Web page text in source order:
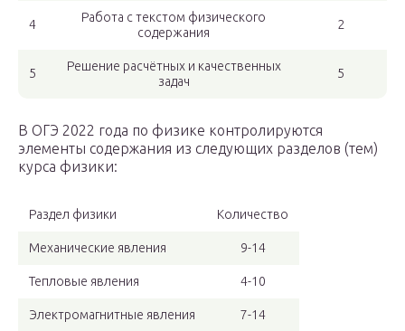
4
Работа с текстом физического
содержания
2
5
Решение расчётных и качественных
задач
5
В ОГЭ 2022 года по физике контролируются
элементы содержания из следующих разделов (тем)
курса физики:
Раздел физики Количество
Механические явления 9-14
Тепловые явления 4-10
Электромагнитные явления 7-14